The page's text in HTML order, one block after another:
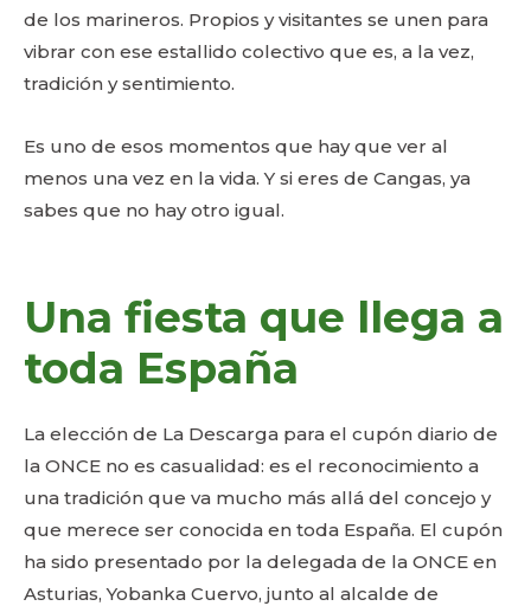
de los marineros. Propios y visitantes se unen para
vibrar con ese estallido colectivo que es, a la vez,
tradición y sentimiento.
Es uno de esos momentos que hay que ver al
menos una vez en la vida. Y si eres de Cangas, ya
sabes que no hay otro igual.
Una fiesta que llega a
toda España
La elección de La Descarga para el cupón diario de
la ONCE no es casualidad: es el reconocimiento a
una tradición que va mucho más allá del concejo y
que merece ser conocida en toda España. El cupón
ha sido presentado por la delegada de la ONCE en
Asturias, Yobanka Cuervo, junto al alcalde de